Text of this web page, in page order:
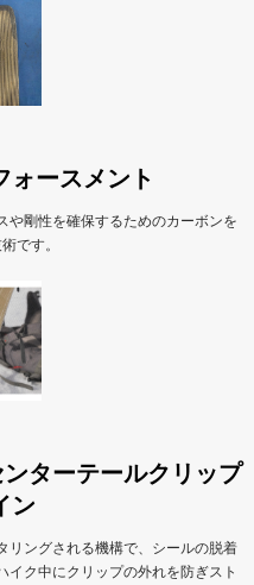
ォースメント
や剛性を確保するためのカーボンを
です。
ターテールクリップ
ン
リングされる機構で、シールの脱着
イク中にクリップの外れを防ぎスト